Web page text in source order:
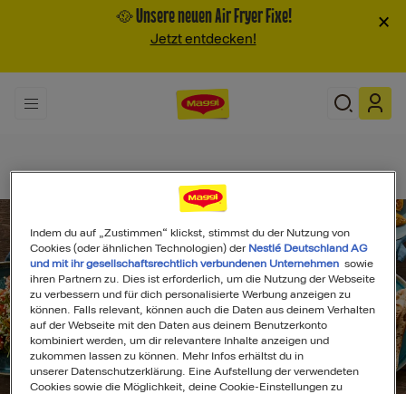
🥘 Unsere neuen Air Fryer Fixe!
Jetzt entdecken!
×
Search
Indem du auf „Zustimmen“ klickst, stimmst du der Nutzung von
Cookies (oder ähnlichen Technologien) der Nestlé Deutschland AG
und mit ihr gesellschaftsrechtlich verbundenen Unternehmen sowie
ihren Partnern zu. Dies ist erforderlich, um die Nutzung der Webseite
zu verbessern und für dich personalisierte Werbung anzeigen zu
können. Falls relevant, können auch die Daten aus deinem Verhalten
auf der Webseite mit den Daten aus deinem Benutzerkonto
kombiniert werden, um dir relevantere Inhalte anzeigen und
zukommen lassen zu können. Mehr Infos erhältst du in
unserer Datenschutzerklärung. Eine Aufstellung der verwendeten
Cookies sowie die Möglichkeit, deine Cookie-Einstellungen zu